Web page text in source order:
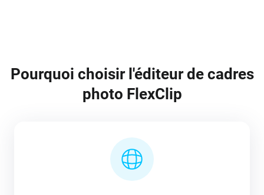
Pourquoi choisir l'éditeur de cadres
photo FlexClip